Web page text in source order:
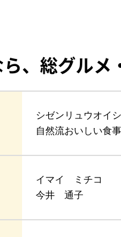
、総グルメ
シゼンリュウオイ
自然流おいしい食
イマイ ミチコ
今井 通子